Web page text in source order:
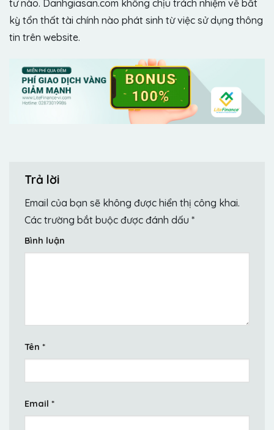
tư nào. Danhgiasan.com không chịu trách nhiệm về bất
kỳ tổn thất tài chính nào phát sinh từ việc sử dụng thông
tin trên website.
Trả lời
Email của bạn sẽ không được hiển thị công khai.
Các trường bắt buộc được đánh dấu *
Bình luận
Tên *
Email *